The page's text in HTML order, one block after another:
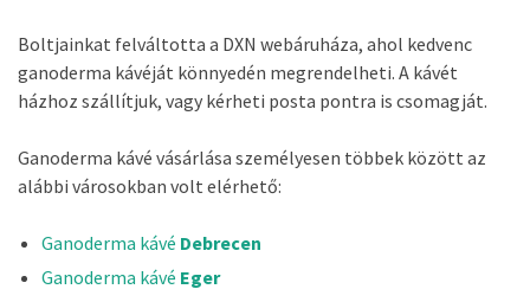
Boltjainkat felváltotta a DXN webáruháza, ahol kedvenc
ganoderma kávéját könnyedén megrendelheti. A kávét
házhoz szállítjuk, vagy kérheti posta pontra is csomagját.
Ganoderma kávé vásárlása személyesen többek között az
alábbi városokban volt elérhető:
Ganoderma kávé Debrecen
Ganoderma kávé Eger